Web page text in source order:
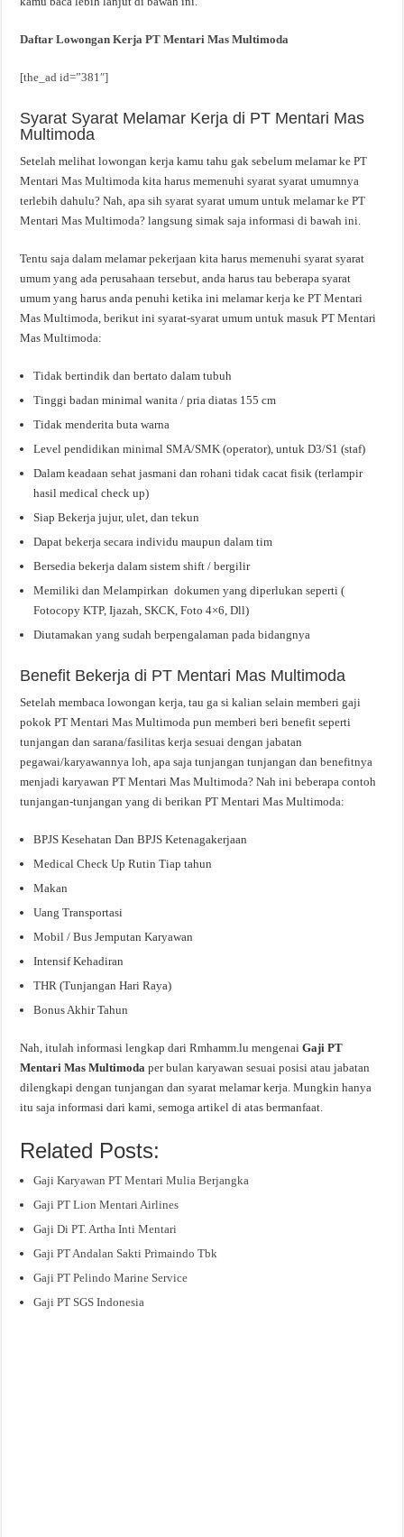
Daftar Lowongan Kerja PT Mentari Mas Multimoda
[the_ad id=”381″]
Syarat Syarat Melamar Kerja di PT Mentari Mas
Multimoda
Setelah melihat lowongan kerja kamu tahu gak sebelum melamar ke PT
Mentari Mas Multimoda kita harus memenuhi syarat syarat umumnya
terlebih dahulu? Nah, apa sih syarat syarat umum untuk melamar ke PT
Mentari Mas Multimoda? langsung simak saja informasi di bawah ini.
Tentu saja dalam melamar pekerjaan kita harus memenuhi syarat syarat
umum yang ada perusahaan tersebut, anda harus tau beberapa syarat
umum yang harus anda penuhi ketika ini melamar kerja ke PT Mentari
Mas Multimoda, berikut ini syarat-syarat umum untuk masuk PT Mentari
Mas Multimoda:
Tidak bertindik dan bertato dalam tubuh
Tinggi badan minimal wanita / pria diatas 155 cm
Tidak menderita buta warna
Level pendidikan minimal SMA/SMK (operator), untuk D3/S1 (staf)
Dalam keadaan sehat jasmani dan rohani tidak cacat fisik (terlampir
hasil medical check up)
Siap Bekerja jujur, ulet, dan tekun
Dapat bekerja secara individu maupun dalam tim
Bersedia bekerja dalam sistem shift / bergilir
Memiliki dan Melampirkan dokumen yang diperlukan seperti (
Fotocopy KTP, Ijazah, SKCK, Foto 4×6, Dll)
Diutamakan yang sudah berpengalaman pada bidangnya
Benefit Bekerja di PT Mentari Mas Multimoda
Setelah membaca lowongan kerja, tau ga si kalian selain memberi gaji
pokok PT Mentari Mas Multimoda pun memberi beri benefit seperti
tunjangan dan sarana/fasilitas kerja sesuai dengan jabatan
pegawai/karyawannya loh, apa saja tunjangan tunjangan dan benefitnya
menjadi karyawan PT Mentari Mas Multimoda? Nah ini beberapa contoh
tunjangan-tunjangan yang di berikan PT Mentari Mas Multimoda:
BPJS Kesehatan Dan BPJS Ketenagakerjaan
Medical Check Up Rutin Tiap tahun
Makan
Uang Transportasi
Mobil / Bus Jemputan Karyawan
Intensif Kehadiran
THR (Tunjangan Hari Raya)
Bonus Akhir Tahun
Nah, itulah informasi lengkap dari Rmhamm.lu mengenaiGaji PT
Mentari Mas Multimodaper bulan karyawan sesuai posisi atau jabatan
dilengkapi dengan tunjangan dan syarat melamar kerja. Mungkin hanya
itu saja informasi dari kami, semoga artikel di atas bermanfaat.
Related Posts:
Gaji Karyawan PT Mentari Mulia Berjangka
Gaji PT Lion Mentari Airlines
Gaji Di PT. Artha Inti Mentari
Gaji PT Andalan Sakti Primaindo Tbk
Gaji PT Pelindo Marine Service
Gaji PT SGS Indonesia